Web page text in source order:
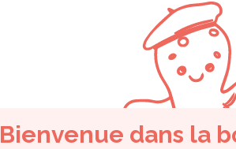
Bienvenue dans la